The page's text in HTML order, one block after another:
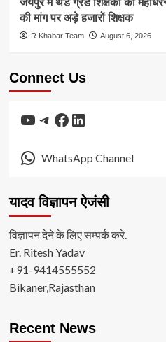
जयपुर में थर्ड ग्रेड शिक्षकों का
की मांग पर अड़े हजारों शिक्षक
R.Khabar Team August 6, 2026
Connect Us
YouTube
Telegram
Facebook
LinkedIn
WhatsApp Channel
यादव विज्ञापन ऐजंसी
विज्ञापन देने के लिए सम्पर्क करे.
Er. Ritesh Yadav
+91-9414555552
Bikaner,Rajasthan
Recent News